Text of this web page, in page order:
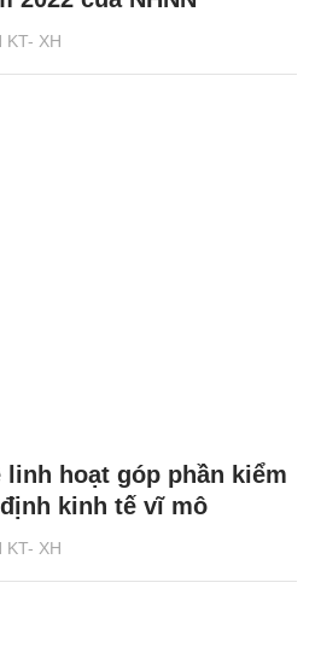
KT- XH
KT- XH
hoạt góp phần kiểm
kinh tế vĩ mô